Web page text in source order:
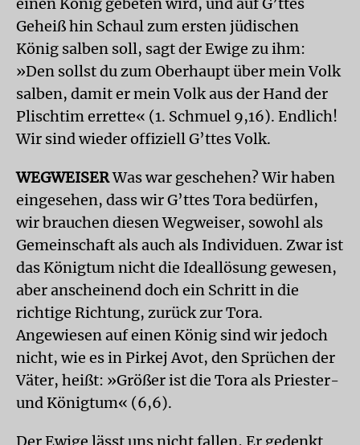
Geheiß hin Schaul zum ersten jüdischen
König salben soll, sagt der Ewige zu ihm:
»Den sollst du zum Oberhaupt über mein Volk
salben, damit er mein Volk aus der Hand der
Plischtim errette« (1. Schmuel 9,16). Endlich!
Wir sind wieder offiziell G’ttes Volk.
WEGWEISERWas war geschehen? Wir haben
eingesehen, dass wir G’ttes Tora bedürfen,
wir brauchen diesen Wegweiser, sowohl als
Gemeinschaft als auch als Individuen. Zwar ist
das Königtum nicht die Ideallösung gewesen,
aber anscheinend doch ein Schritt in die
richtige Richtung, zurück zur Tora.
Angewiesen auf einen König sind wir jedoch
nicht, wie es in Pirkej Avot, den Sprüchen der
Väter, heißt: »Größer ist die Tora als Priester-
und Königtum« (6,6).